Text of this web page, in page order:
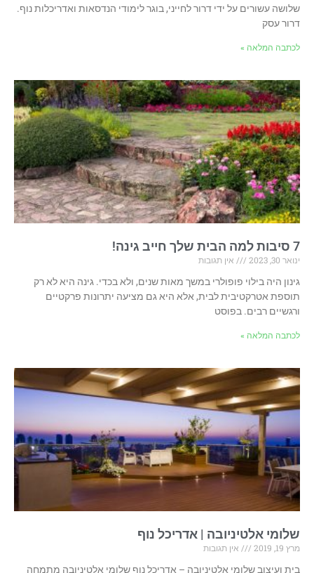
שלושה עשורים על ידי דרור לחייני, בוגר לימודי הנדסאות ואדריכלות נוף.
דרור עסק
לכתבה המלאה »
7 סיבות למה הבית שלך חייב גינה!
ינואר 30, 2023
אין תגובות
גינון היה בילוי פופולרי במשך מאות שנים, ולא בכדי. גינה היא לא רק
תוספת אטרקטיבית לבית, אלא היא גם מציעה יתרונות פרקטיים
ורגשיים רבים. בפוסט
לכתבה המלאה »
שלומי אלטיניובה | אדריכל נוף
מרץ 19, 2019
אין תגובות
בית ועיצוב שלומי אלטיניובה – אדריכל נוף שלומי אלטיניובה מתמחה